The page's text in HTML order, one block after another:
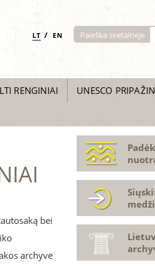
LT / EN Paieška svetainėje
RENGINIAI
UNESCO
bei
archyve